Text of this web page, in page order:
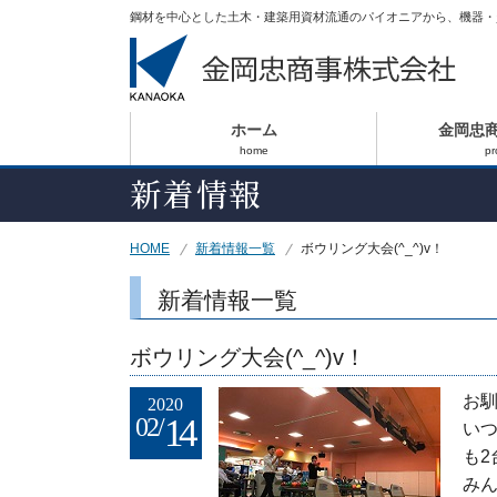
鋼材を中心とした土木・建築用資材流通のパイオニアから、機器
ホーム
home
金岡忠
新着情報
HOME 新着情報一覧 ボウリング大会(^_^)v！
新着情報一覧
ボウリング大会(^_^)v！
2020
02/14
お
い
も
み